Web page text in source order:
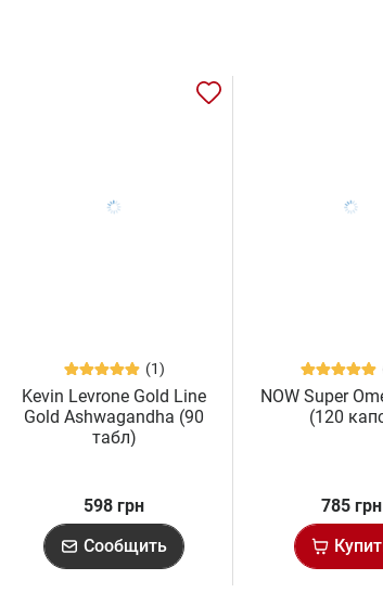
(1)
Kevin Levrone Gold Line
Gold Ashwagandha (90
табл)
598 грн
Сообщить
NOW Super
(120
785 грн